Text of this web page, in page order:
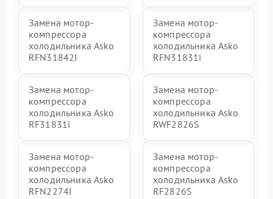
Замена мотор-
компрессора
холодильника Asko
RFN31842I
Замена мотор-
компрессора
холодильника Asko
RFN31831i
Замена мотор-
компрессора
холодильника Asko
RF31831i
Замена мотор-
компрессора
холодильника Asko
RWF2826S
Замена мотор-
компрессора
холодильника Asko
RFN2274I
Замена мотор-
компрессора
холодильника Asko
RF2826S